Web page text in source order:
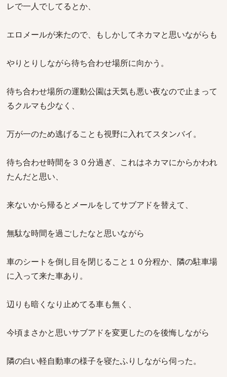
レで一人でしてるとか、
エロメールが来たので、もしかしてネカマと思いながらも
やりとりしながら待ち合わせ場所に向かう。
待ち合わせ場所の運動公園は天気も悪い夜なので止まって
るクルマも少なく、
万が一のため逃げることも視野に入れてスタンバイ。
待ち合わせ時間を３０分過ぎ、これはネカマにからかわれ
たんだと思い、
来ないから帰るとメールをしてサブアドを替えて、
無駄な時間を過ごしたなと思いながら
車のシートを倒し目を閉じること１０分程か、隣の駐車場
に入って来た車あり。
辺りも暗くなり止めてる車も無く、
今頃まさかと思いサブアドを変更したのを後悔しながら
隣の白い軽自動車の様子を寝たふりしながら伺った。